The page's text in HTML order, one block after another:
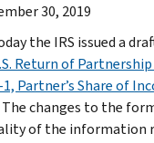
30, 2019
the IRS issued a
Return of
Partner’s Share of
The changes to the
of the information